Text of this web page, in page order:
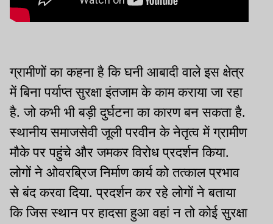
ग्रामीणों का कहना है कि घनी आबादी वाले इस क्षेत्र
में बिना पर्याप्त सुरक्षा इंतजाम के काम कराया जा रहा
है. जो कभी भी बड़ी दुर्घटना का कारण बन सकता है.
स्थानीय समाजसेवी जूली परवीन के नेतृत्व में ग्रामीण
मौके पर पहुंचे और जमकर विरोध प्रदर्शन किया.
लोगों ने ओवरब्रिज निर्माण कार्य को तत्काल प्रभाव
से बंद करवा दिया. प्रदर्शन कर रहे लोगों ने बताया
कि जिस स्थान पर हादसा हुआ वहां न तो कोई सुरक्षा